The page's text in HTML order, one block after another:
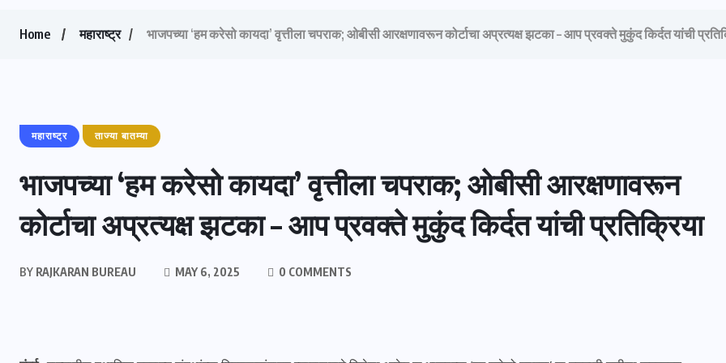
Home महाराष्ट्र भाजपच्या ‘हम करेसो कायदा’ वृत्तीला चपराक; ओबीसी आरक्षणावरून कोर्टाचा अप्रत्यक्ष झटका – आप प्रवक्ते मुकुंद किर्दत यांची
महाराष्ट्र ताज्या बातम्या
भाजपच्या ‘हम करेसो कायदा’ वृत्तीला चपराक; ओबीसी आरक्षणावरून
कोर्टाचा अप्रत्यक्ष झटका – आप प्रवक्ते मुकुंद किर्दत यांची प्रतिक्रिया
BY RAJKARAN BUREAU MAY 6, 2025 0 COMMENTS